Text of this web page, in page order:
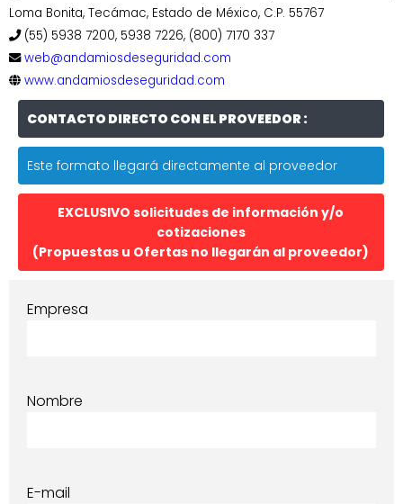
Loma Bonita, Tecámac, Estado de México, C.P. 55767
(55) 5938 7200, 5938 7226, (800) 7170 337
web@andamiosdeseguridad.com
www.andamiosdeseguridad.com
CONTACTO DIRECTO CON EL PROVEEDOR :
Este formato llegará directamente al proveedor
EXCLUSIVO solicitudes de información y/o
cotizaciones
(Propuestas u Ofertas no llegarán al proveedor)
Empresa
Nombre
E-mail